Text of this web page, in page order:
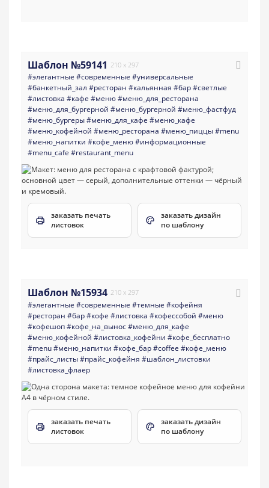
Шаблон №59141 210 x 297
#элегантные #современные #универсальные
#банкетный_зал #ресторан #кальянная #бар#светлые
#листовка #кафе #меню#меню_для_ресторана
#меню_для_бургерной #меню_бургерной #меню_фастфуд
#меню_бургеры#меню_для_кафе #меню_кафе
#меню_кофейной #меню_ресторана #меню_пиццы#menu
#меню_напитки #кофе_меню#информационные
#menu_cafe #restaurant_menu
заказать печать
листовок
заказать дизайн
по шаблону
Шаблон №15934 210 x 297
#элегантные #современные #темные #кофейня
#ресторан #бар#кофе #листовка #кофессобой #меню
#кофешоп#кофе_на_вынос#меню_для_кафе
#меню_кофейной #листовка_кофейни #кофе_бесплатно
#menu#меню_напитки #кофе_бар#coffee #кофе_меню
#прайс_листы#прайс_кофейня #шаблон_листовки
#листовка_флаер
заказать печать
листовок
заказать дизайн
по шаблону